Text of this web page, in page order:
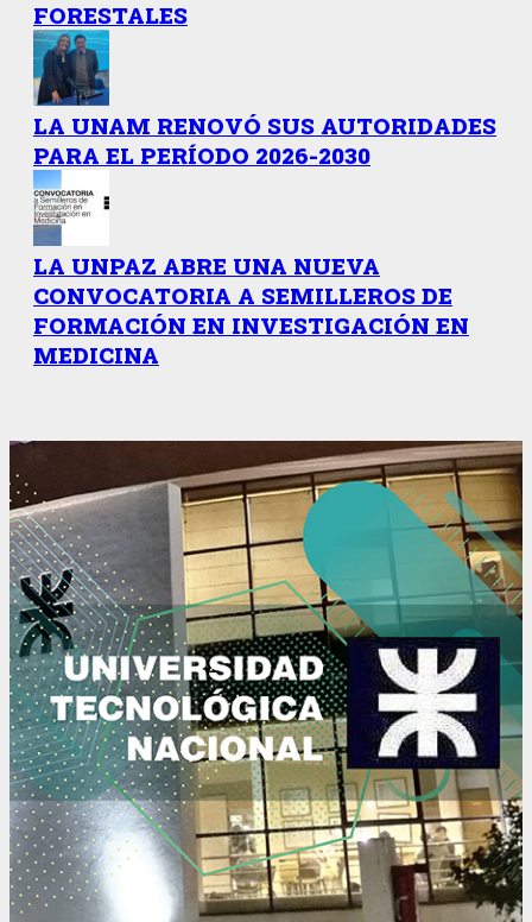
FORESTALES
LA UNAM RENOVÓ SUS AUTORIDADES
PARA EL PERÍODO 2026-2030
LA UNPAZ ABRE UNA NUEVA
CONVOCATORIA A SEMILLEROS DE
FORMACIÓN EN INVESTIGACIÓN EN
MEDICINA